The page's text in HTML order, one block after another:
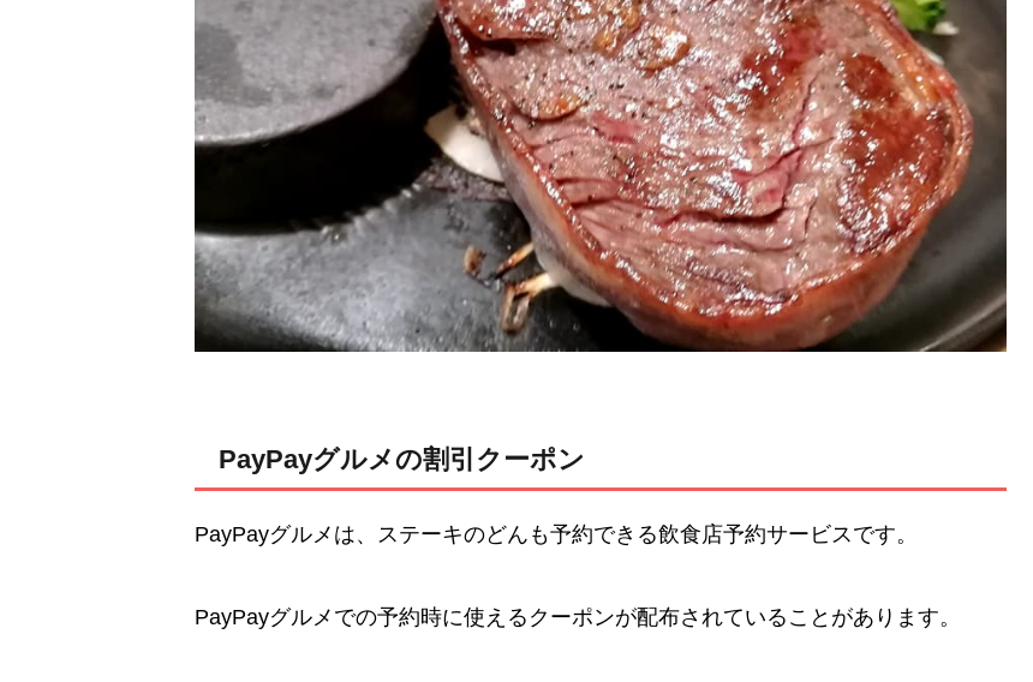
PayPayグルメの割引クーポン
PayPayグルメは、ステーキのどんも予約できる飲食店予約サービスです。
PayPayグルメでの予約時に使えるクーポンが配布されていることがあります。